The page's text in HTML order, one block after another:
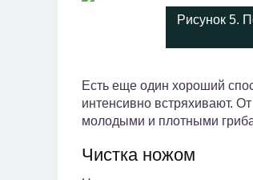
Рисунок 5.
Есть еще один хороший
интенсивно встряхивают.
молодыми и плотными
Чистка ножом